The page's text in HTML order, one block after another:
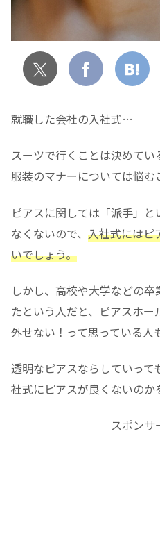
就職した会社の入社式…
スーツで行くことは決めて
服装のマナーについては悩む
ピアスに関しては「派手」
なくないので、 入社式にはピ
いでしょう。
しかし、高校や大学などの
たという人だと、ピアスホ
外せない！って思っている人
透明なピアスならしていって
社式にピアスが良くないのか
スポンサ